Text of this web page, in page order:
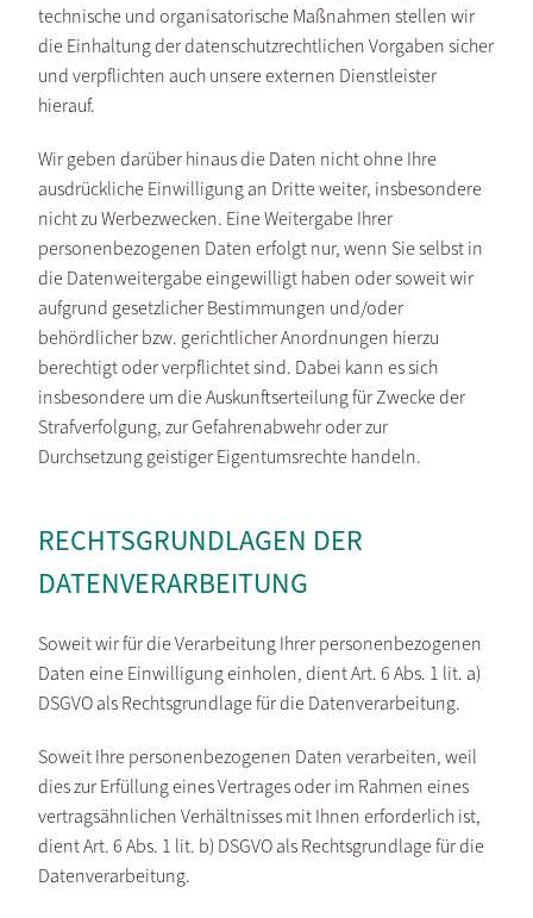
technische und organisatorische Maßnahmen stellen wir
die Einhaltung der datenschutzrechtlichen Vorgaben sicher
und verpflichten auch unsere externen Dienstleister
hierauf.
Wir geben darüber hinaus die Daten nicht ohne Ihre
ausdrückliche Einwilligung an Dritte weiter, insbesondere
nicht zu Werbezwecken. Eine Weitergabe Ihrer
personenbezogenen Daten erfolgt nur, wenn Sie selbst in
die Datenweitergabe eingewilligt haben oder soweit wir
aufgrund gesetzlicher Bestimmungen und/oder
behördlicher bzw. gerichtlicher Anordnungen hierzu
berechtigt oder verpflichtet sind. Dabei kann es sich
insbesondere um die Auskunftserteilung für Zwecke der
Strafverfolgung, zur Gefahrenabwehr oder zur
Durchsetzung geistiger Eigentumsrechte handeln.
RECHTSGRUNDLAGEN DER
DATENVERARBEITUNG
Soweit wir für die Verarbeitung Ihrer personenbezogenen
Daten eine Einwilligung einholen, dient Art. 6 Abs. 1 lit. a)
DSGVO als Rechtsgrundlage für die Datenverarbeitung.
Soweit Ihre personenbezogenen Daten verarbeiten, weil
dies zur Erfüllung eines Vertrages oder im Rahmen eines
vertragsähnlichen Verhältnisses mit Ihnen erforderlich ist,
dient Art. 6 Abs. 1 lit. b) DSGVO als Rechtsgrundlage für die
Datenverarbeitung.